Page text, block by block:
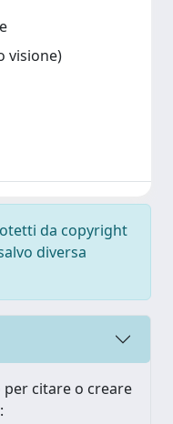
visione)
da copyright
diversa
citare o creare